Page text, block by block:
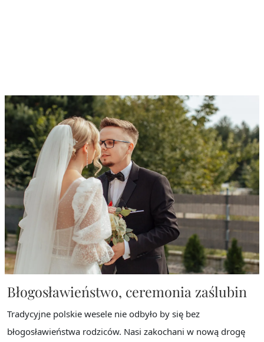
Błogosławieństwo, ceremonia zaślubin
Tradycyjne polskie wesele nie odbyło by się bez
błogosławieństwa rodziców. Nasi zakochani w nową drogę